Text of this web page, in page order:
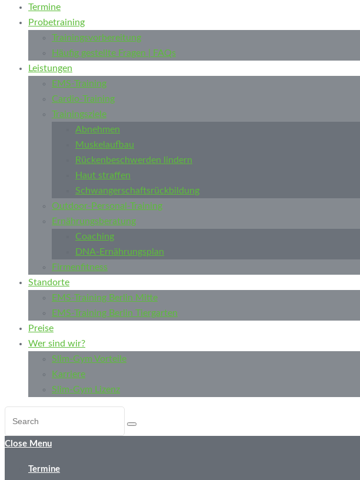
Termine
Probetraining
Trainingsvorbereitung
Häufig gestellte Fragen | FAQs
Leistungen
EMS-Training
Cardio-Training
Trainingsziele
Abnehmen
Muskelaufbau
Rückenbeschwerden lindern
Haut straffen
Schwangerschaftsrückbildung
Outdoor-Personal-Training
Ernährungsberatung
Coaching
DNA-Ernährungsplan
Firmenfitness
Standorte
EMS-Training Berlin Mitte
EMS-Training Berlin Tiergarten
Preise
Wer sind wir?
Slim-Gym Vorteile
Karriere
Slim-Gym Lizenz
Close Menu
Termine